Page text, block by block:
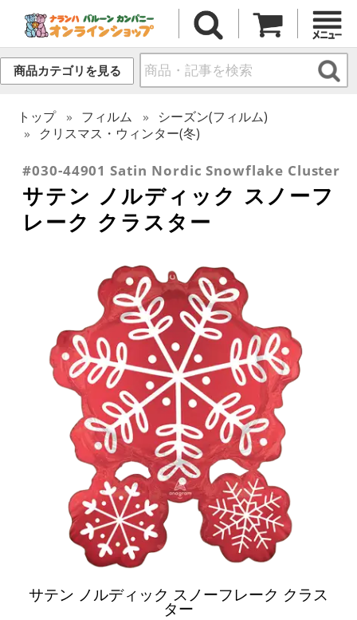
商品カテゴリを見る
トップ フィルム
シーズン(フィルム)
クリスマス・ウィンター(冬)
#030-44901 Satin Nordic Snowflake Cluster
サテン ノルディック スノーフ
レーク クラスター
サテン ノルディック スノーフレーク クラス
ター